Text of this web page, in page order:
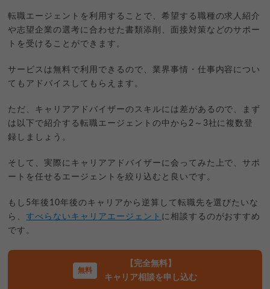
転職エージェントを利用することで、希望する職種の求人紹介
や志望企業の選考に合わせた書類添削、面接対策などのサポー
トを受けることができます。
サービスは無料で利用できるので、業界事情・仕事内容につい
てもアドバイスしてもらえます。
ただ、キャリアアドバイザーのスキルには差があるので、まず
は以下で紹介する転職エージェントの中から2～3社に複数登
録しましょう。
そして、実際にキャリアアドバイザーに会ってみた上で、サポ
ートを任せるエージェントを絞り込むと良いです。
もし5年後10年後のキャリアから逆算して転職先を選びたいな
ら、すべらないキャリアエージェント に相談するのがおすすめ
です。
【完全無料】
キャリア相談を申し込む